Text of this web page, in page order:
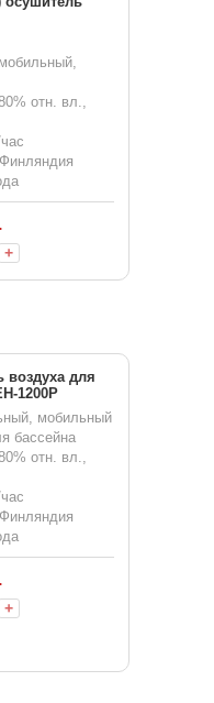
отн. вл.,
+
воздуха для
1200P
мобильный
бассейна
отн. вл.,
+